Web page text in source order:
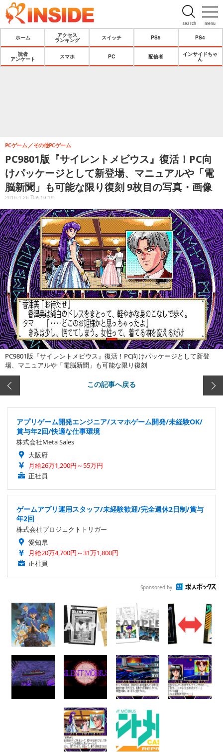
menu
search
ホーム
アクセス
ランキング
スイッチ PS5 PS4
読者
アンケート
スマホ PC 配信者
インサイドちゃ
ん
PC9801版『サイレントメビウス』復活！PC向
けパッケージとして新登場、マニュアルや「電
脳新聞」も可能な限り復刻 9枚目の写真・画像
PCゲーム その他PCゲーム
2016.4.26 Tue 16:19
PC9801版『サイレントメビウス』復活！PC向けパッケージとして新登
場、マニュアルや「電脳新聞」も可能な限り復刻
この記事へ戻る
アプリゲーム開発エンジニア/スマホゲーム開発/未経験OK/
賞与年2回/快適な仕事環境
株式会社Meta Sales
大阪府
月給26万1,200円～55万円
正社員
ゲームアプリ運用スタッフ/未経験歓迎/完全週休2日制/賞与
年2回
株式会社プロジェクトトリガー
愛知県
月給20万4,700円～31万1,800円
正社員
Sponsored by